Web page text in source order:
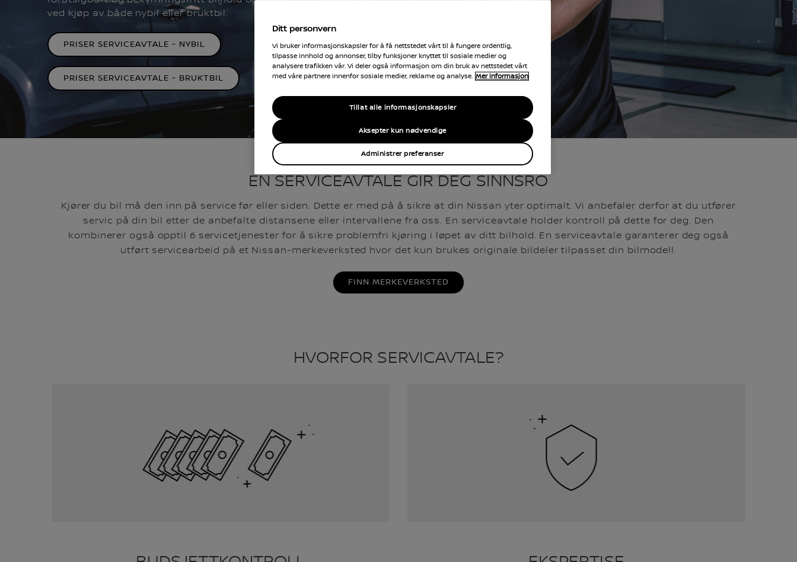
ved kjøp av både nybil eller bruktbil.
PRISER SERVICEAVTALE - NYBIL
PRISER SERVICEAVTALE - BRUKTBIL
EN SERVICEAVTALE GIR DEG SINNSRO
Kjører du bil må den inn på service før eller siden. Dette er med på å sikre at din Nissan yter optimalt. Vi anbefaler derfor at du utfører
servic på din bil etter de anbefalte distansene eller intervallene fra oss. En serviceavtale holder kontroll på dette for deg. Den
kombinerer også opptil 6 servicetjenester for å sikre problemfri kjøring i løpet av ditt bilhold. En serviceavtale garanterer deg også
utført servicearbeid på et Nissan-merkeverksted hvor det kun brukes originale bildeler tilpasset din bilmodell.
FINN MERKEVERKSTED
HVORFOR SERVICAVTALE?
Ditt personvern
Vi bruker informasjonskapsler for å få nettstedet vårt til å fungere ordentlig,
tilpasse innhold og annonser, tilby funksjoner knyttet til sosiale medier og
analysere trafikken vår. Vi deler også informasjon om din bruk av nettstedet vårt
med våre partnere innenfor sosiale medier, reklame og analyse. Mer informasjon
Administrer preferanser
Aksepter kun nødvendige
Tillat alle informasjonskapsler